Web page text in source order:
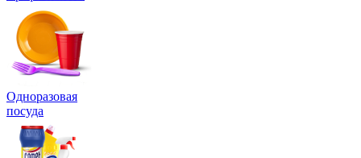
Одноразовая
посуда